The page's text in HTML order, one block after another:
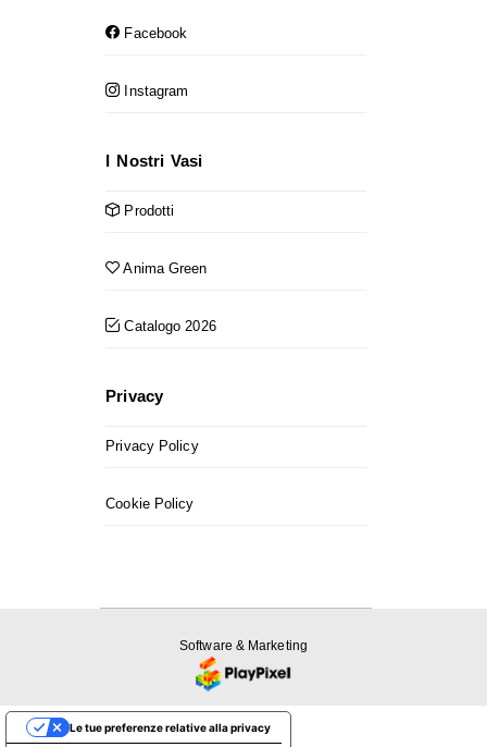
Facebook
Instagram
I Nostri Vasi
Prodotti
Anima Green
Catalogo 2026
Privacy
Privacy Policy
Cookie Policy
Software & Marketing
Le tue preferenze relative alla privacy